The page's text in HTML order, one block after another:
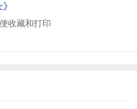
收藏和打印